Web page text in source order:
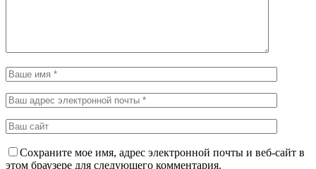
Сохраните мое имя, адрес электронной почты и веб-сайт в
этом браузере для следующего комментария.